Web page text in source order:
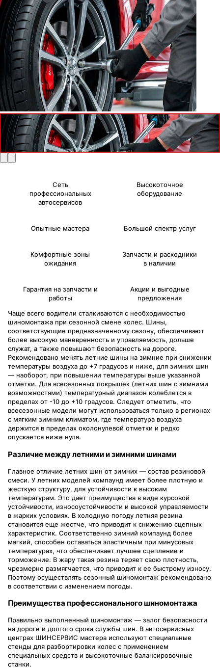
Сеть
профессиональных
автосервисов
Высокоточное
оборудование
Опытные мастера Большой спектр услуг
Комфортные зоны
ожидания
Запчасти и расходники
в наличии
Гарантия на запчасти и
работы
Акции и выгодные
предложения
Чаще всего водители сталкиваются с необходимостью
шиномонтажа при сезонной смене колес. Шины,
соответствующие предназначенному сезону, обеспечивают
более высокую маневренность и управляемость, дольше
служат, а также повышают безопасность на дороге.
Рекомендовано менять летние шины на зимние при снижении
температуры воздуха до +7 градусов и ниже, для зимних шин
— наоборот, при повышении температуры выше указанной
отметки. Для всесезонных покрышек (летних шин с зимними
возможностями) температурный диапазон колеблется в
пределах от -10 до +10 градусов. Следует отметить, что
всесезонные модели могут использоваться только в регионах
с мягким зимним климатом, где температура воздуха
держится в пределах околонулевой отметки и редко
опускается ниже нуля.
Различие между летними и зимними шинами
Главное отличие летних шин от зимних — состав резиновой
смеси. У летних моделей компаунд имеет более плотную и
жесткую структуру, для устойчивости к высоким
температурам. Это дает преимущества в виде курсовой
устойчивости, износоустойчивости и высокой управляемости
в жарких условиях. В холодную погоду летняя резина
становится еще жестче, что приводит к снижению сцепных
характеристик. Соответственно зимний компаунд более
мягкий, способен оставаться эластичным при минусовых
температурах, что обеспечивает лучшее сцепление и
торможение. В жару такая резина теряет свою плотность,
чрезмерно размягчается, что приводит к ее быстрому износу.
Поэтому осуществлять сезонный шиномонтаж рекомендовано
в соответствии с изменением погоды.
Преимущества профессионального шиномонтажа
Правильно выполненный шиномонтаж — залог безопасности
на дороге и долгого срока службы шин. В автосервисных
центрах ШИНСЕРВИС мастера используют специальные
стенды для разбортировки колес с применением
специальных средств и высокоточные балансировочные
станки.